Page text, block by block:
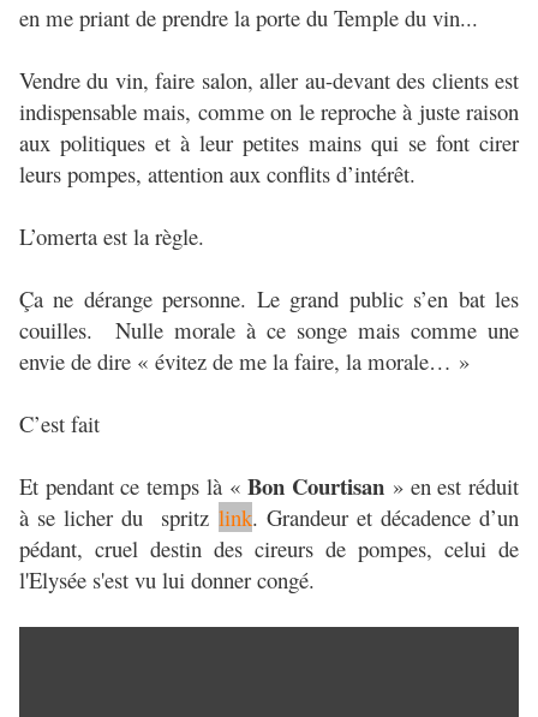
en me priant de prendre la porte du Temple du vin...
Vendre du vin, faire salon, aller au-devant des clients est
indispensable mais, comme on le reproche à juste raison
aux politiques et à leur petites mains qui se font cirer
leurs pompes, attention aux conflits d’intérêt.
L’omerta est la règle.
Ça ne dérange personne. Le grand public s’en bat les
couilles. Nulle morale à ce songe mais comme une
envie de dire « évitez de me la faire, la morale… »
C’est fait
Et pendant ce temps là «Bon Courtisan » en est réduit
à se licher du spritz link. Grandeur et décadence d’un
pédant, cruel destin des cireurs de pompes, celui de
l'Elysée s'est vu lui donner congé.